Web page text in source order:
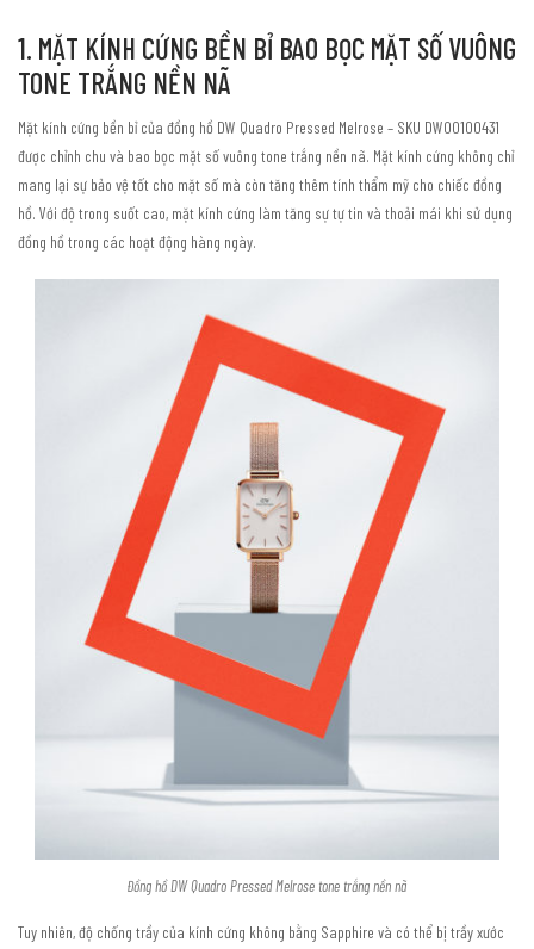
1. MẶT KÍNH CỨNG BỀN BỈ BAO BỌC MẶT SỐ VUÔNG
TONE TRẮNG NỀN NÃ
Mặt kính cứng bền bỉ của đồng hồ DW Quadro Pressed Melrose – SKU DW00100431
được chỉnh chu và bao bọc mặt số vuông tone trắng nền nã. Mặt kính cứng không chỉ
mang lại sự bảo vệ tốt cho mặt số mà còn tăng thêm tính thẩm mỹ cho chiếc đồng
hồ. Với độ trong suốt cao, mặt kính cứng làm tăng sự tự tin và thoải mái khi sử dụng
đồng hồ trong các hoạt động hàng ngày.
Đồng hồ DW Quadro Pressed Melrose tone trắng nền nã
Tuy nhiên, độ chống trầy của kính cứng không bằng Sapphire và có thể bị trầy xước